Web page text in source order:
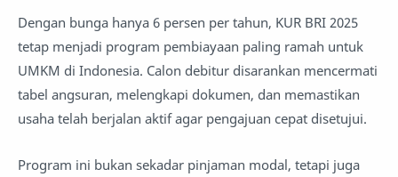
Dengan bunga hanya 6 persen per tahun, KUR BRI 2025
tetap menjadi program pembiayaan paling ramah untuk
UMKM di Indonesia. Calon debitur disarankan mencermati
tabel angsuran, melengkapi dokumen, dan memastikan
usaha telah berjalan aktif agar pengajuan cepat disetujui.
Program ini bukan sekadar pinjaman modal, tetapi juga